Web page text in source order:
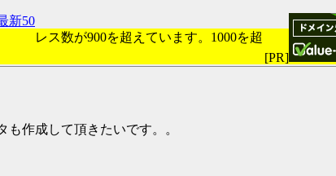
新50
[PR]
レス数が900を超えています。1000を超
作成して頂きたいです。。